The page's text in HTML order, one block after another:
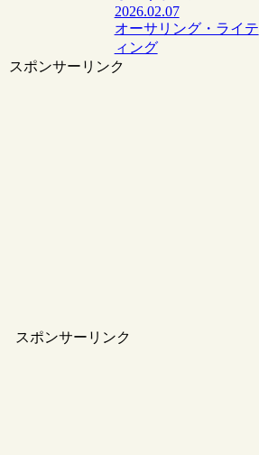
2026.02.07
オーサリング・ライテ
ィング
スポンサーリンク
スポンサーリンク